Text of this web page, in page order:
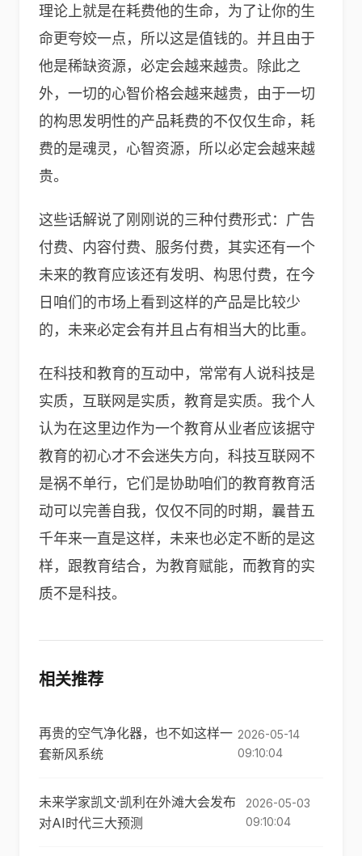
理论上就是在耗费他的生命，为了让你的生
命更夸姣一点，所以这是值钱的。并且由于
他是稀缺资源，必定会越来越贵。除此之
外，一切的心智价格会越来越贵，由于一切
的构思发明性的产品耗费的不仅仅生命，耗
费的是魂灵，心智资源，所以必定会越来越
贵。
这些话解说了刚刚说的三种付费形式：广告
付费、内容付费、服务付费，其实还有一个
未来的教育应该还有发明、构思付费，在今
日咱们的市场上看到这样的产品是比较少
的，未来必定会有并且占有相当大的比重。
在科技和教育的互动中，常常有人说科技是
实质，互联网是实质，教育是实质。我个人
认为在这里边作为一个教育从业者应该据守
教育的初心才不会迷失方向，科技互联网不
是祸不单行，它们是协助咱们的教育教育活
动可以完善自我，仅仅不同的时期，曩昔五
千年来一直是这样，未来也必定不断的是这
样，跟教育结合，为教育赋能，而教育的实
质不是科技。
相关推荐
再贵的空气净化器，也不如这样一
套新风系统
2026-05-14
09:10:04
未来学家凯文·凯利在外滩大会发布
对AI时代三大预测
2026-05-03
09:10:04